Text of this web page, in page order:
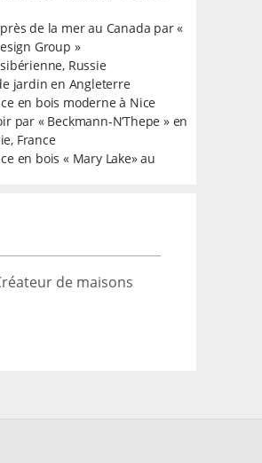
de la mer au Canada par «
Group »
Russie
jardin en Angleterre
en bois moderne à Nice
par « Beckmann-N’Thepe » en
France
en bois « Mary Lake» au
de maisons